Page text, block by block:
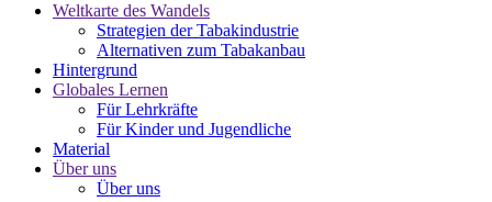
Weltkarte des Wandels
Strategien der Tabakindustrie
Alternativen zum Tabakanbau
Hintergrund
Globales Lernen
Für Lehrkräfte
Für Kinder und Jugendliche
Material
Über uns
Über uns